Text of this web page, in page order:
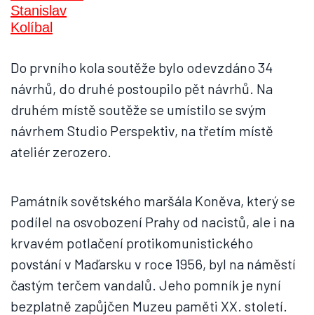
Do prvního kola soutěže bylo odevzdáno 34
návrhů, do druhé postoupilo pět návrhů. Na
druhém místě soutěže se umístilo se svým
návrhem Studio Perspektiv, na třetím místě
ateliér zerozero.
Památník sovětského maršála Koněva, který se
podílel na osvobození Prahy od nacistů, ale i na
krvavém potlačení protikomunistického
povstání v Maďarsku v roce 1956, byl na náměstí
častým terčem vandalů. Jeho pomník je nyní
bezplatně zapůjčen Muzeu paměti XX. století.